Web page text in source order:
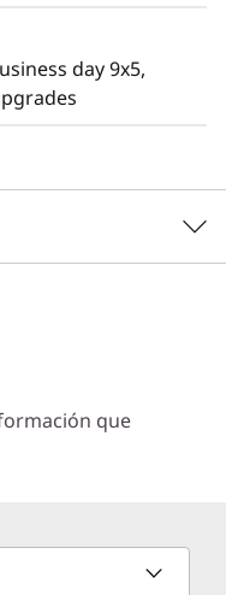
y
térmicas
de
pueden
day 9x5,
su empresa.
que